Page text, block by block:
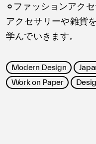
⚪︎ファッションアク
アクセサリーや雑貨
学んでいきます。
Modern Design
Work on Paper